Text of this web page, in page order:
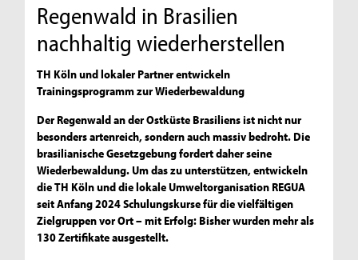
Regenwald in Brasilien
nachhaltig wiederherstellen
TH Köln und lokaler Partner entwickeln
Trainingsprogramm zur Wiederbewaldung
Der Regenwald an der Ostküste Brasiliens ist nicht nur
besonders artenreich, sondern auch massiv bedroht. Die
brasilianische Gesetzgebung fordert daher seine
Wiederbewaldung. Um das zu unterstützen, entwickeln
die TH Köln und die lokale Umweltorganisation REGUA
seit Anfang 2024 Schulungskurse für die vielfältigen
Zielgruppen vor Ort – mit Erfolg: Bisher wurden mehr als
130 Zertifikate ausgestellt.